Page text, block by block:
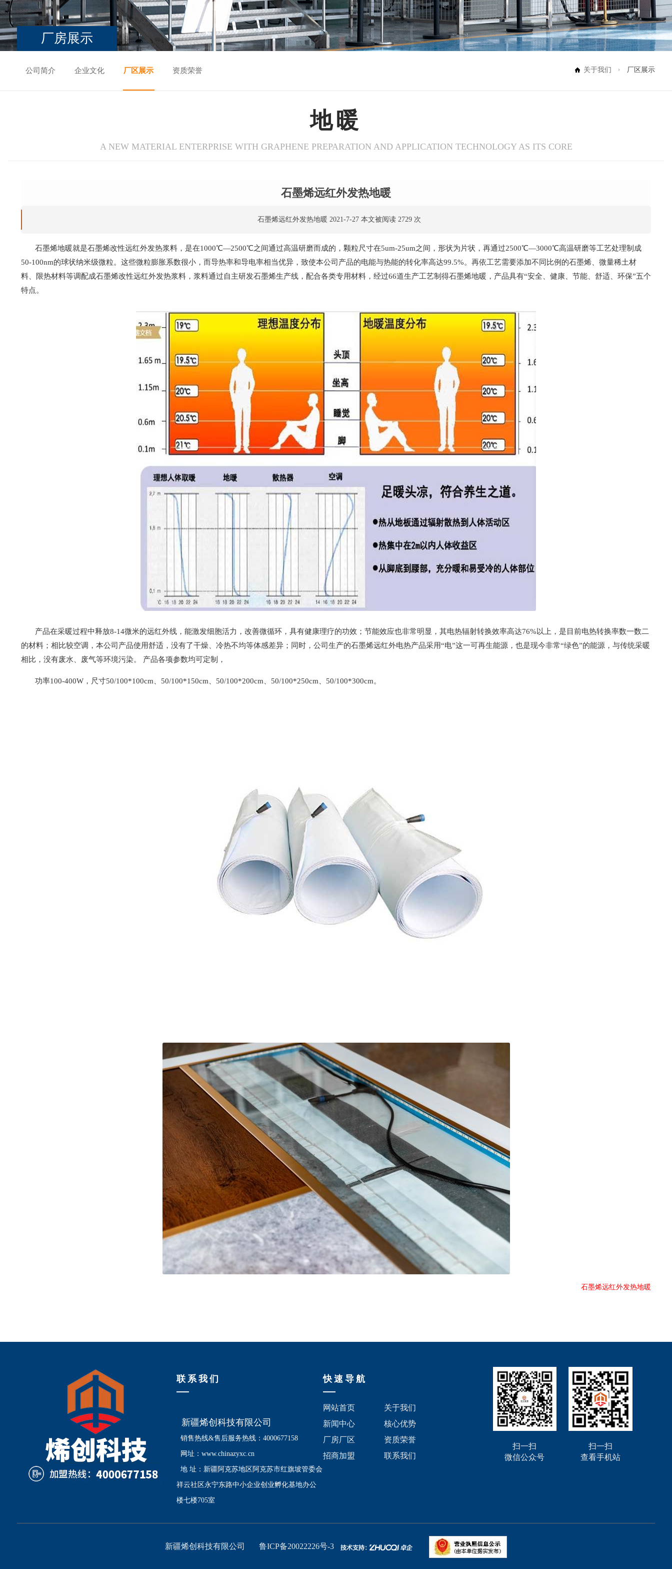
厂房展示
公司简介 企业文化 厂区展示 资质荣誉 关于我们 厂区展示
地暖
A NEW MATERIAL ENTERPRISE WITH GRAPHENE PREPARATION AND APPLICATION TECHNOLOGY AS ITS CORE
石墨烯远红外发热地暖
石墨烯远红外发热地暖 2021-7-27 本文被阅读 2729 次
石墨烯地暖就是石墨烯改性远红外发热浆料，是在1000℃—2500℃之间通过高温研磨而成的，颗粒尺寸在5um-25um之间，形状为片状，再通过2500℃—3000℃高温研磨等工艺处理制成
50-100nm的球状纳米级微粒。这些微粒膨胀系数很小，而导热率和导电率相当优异，致使本公司产品的电能与热能的转化率高达99.5%。再依工艺需要添加不同比例的石墨烯、微量稀土材
料、限热材料等调配成石墨烯改性远红外发热浆料，浆料通过自主研发石墨烯生产线，配合各类专用材料，经过66道生产工艺制得石墨烯地暖，产品具有“安全、健康、节能、舒适、环保”五个
特点。
产品在采暖过程中释放8-14微米的远红外线，能激发细胞活力，改善微循环，具有健康理疗的功效；节能效应也非常明显，其电热辐射转换效率高达76%以上，是目前电热转换率数一数二
的材料；相比较空调，本公司产品使用舒适，没有了干燥、冷热不均等体感差异；同时，公司生产的石墨烯远红外电热产品采用“电”这一可再生能源，也是现今非常“绿色”的能源，与传统采暖
相比，没有废水、废气等环境污染。 产品各项参数均可定制，
功率100-400W，尺寸50/100*100cm、50/100*150cm、50/100*200cm、50/100*250cm、50/100*300cm。
石墨烯远红外发热地暖
联系我们
新疆烯创科技有限公司
销售热线&售后服务热线：4000677158
网址：www.chinazyxc.cn
地 址： 新疆阿克苏地区阿克苏市红旗坡管委会
祥云社区永宁东路中小企业创业孵化基地办公
楼七楼705室
快速导航
网站首页
关于我们
新闻中心
核心优势
厂房厂区
资质荣誉
招商加盟
联系我们
扫一扫
微信公众号
扫一扫
查看手机站
新疆烯创科技有限公司 鲁ICP备20022226号-3